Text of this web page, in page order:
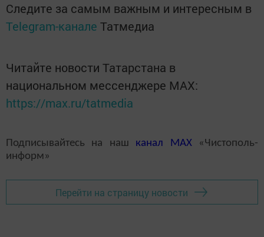
Следите за самым важным и интересным в
Telegram-канале Татмедиа
Читайте новости Татарстана в
национальном мессенджере MАХ:
https://max.ru/tatmedia
Подписывайтесь на наш канал MAX«Чистополь-
информ»
Перейти на страницу новости